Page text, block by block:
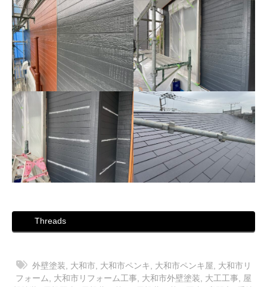
Threads
外壁塗装 大和市 大和市ペンキ 大和市ペンキ屋
大和市リ
フォーム
大和市リフォーム工事 大和市外壁塗装 大工工事
屋